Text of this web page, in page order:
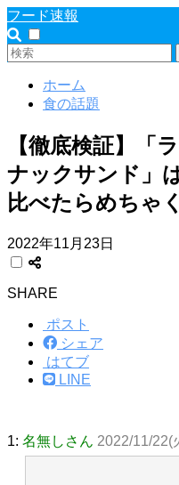
フード速報
ホーム
食の話題
【徹底検証】「
ナックサンド」
比べたらめちゃ
2022年11月23日
SHARE
ポスト
シェア
はてブ
LINE
1: 名無しさん 2022/11/22(